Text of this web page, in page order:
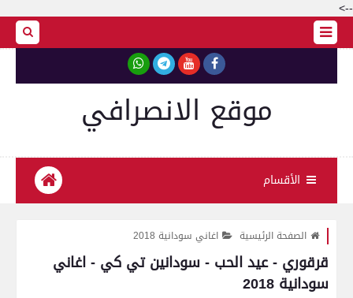
-->
موقع الانصرافي
الأقسام
الصفحة الرئيسية اغاني سودانية 2018
قرقوري - عيد الحب - سودانين تي كي - اغاني
سودانية 2018